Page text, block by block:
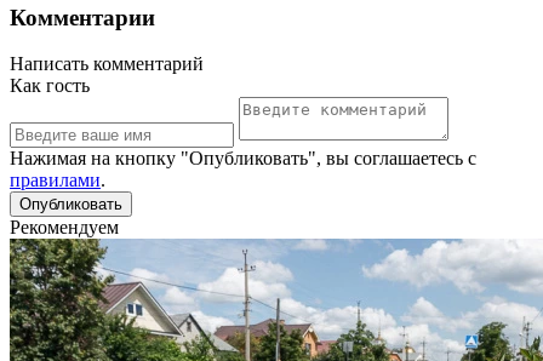
Комментарии
Написать комментарий
Как гость
Нажимая на кнопку "Опубликовать", вы соглашаетесь с
правилами.
Рекомендуем